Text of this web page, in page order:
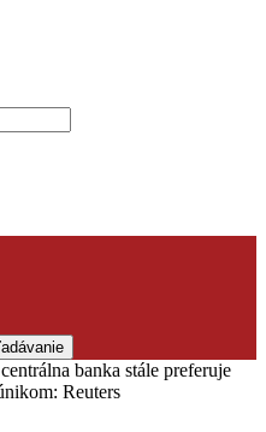
banka stále preferuje
Reuters